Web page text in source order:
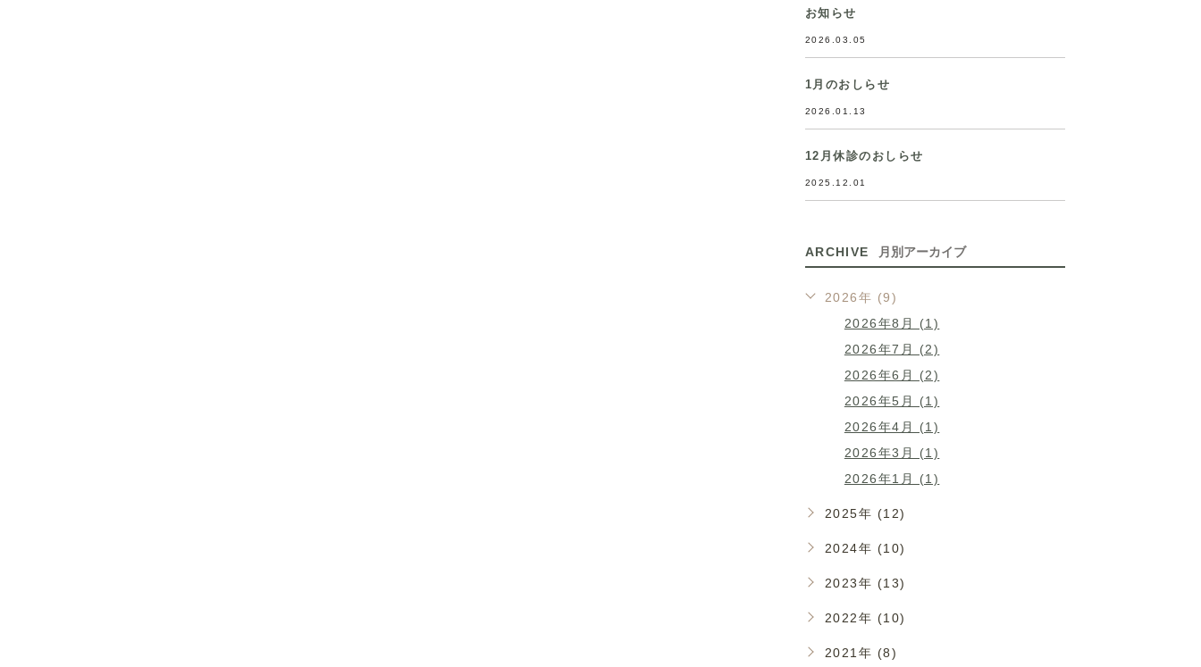
お知らせ
2026.03.05
1月のおしらせ
2026.01.13
12月休診のおしらせ
2025.12.01
ARCHIVE 月別アーカイブ
2026年 (9)
2026年8月 (1)
2026年7月 (2)
2026年6月 (2)
2026年5月 (1)
2026年4月 (1)
2026年3月 (1)
2026年1月 (1)
2025年 (12)
2024年 (10)
2023年 (13)
2022年 (10)
2021年 (8)